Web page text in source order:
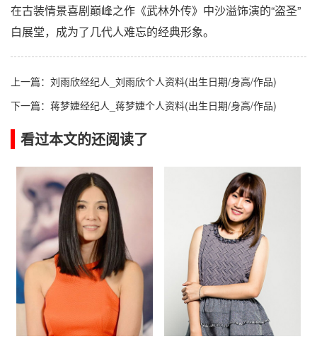
在古装情景喜剧巅峰之作《武林外传》中沙溢饰演的“盗圣”
白展堂，成为了几代人难忘的经典形象。
上一篇： 刘雨欣经纪人_刘雨欣个人资料(出生日期/身高/作品)
下一篇： 蒋梦婕经纪人_蒋梦婕个人资料(出生日期/身高/作品)
看过本文的还阅读了